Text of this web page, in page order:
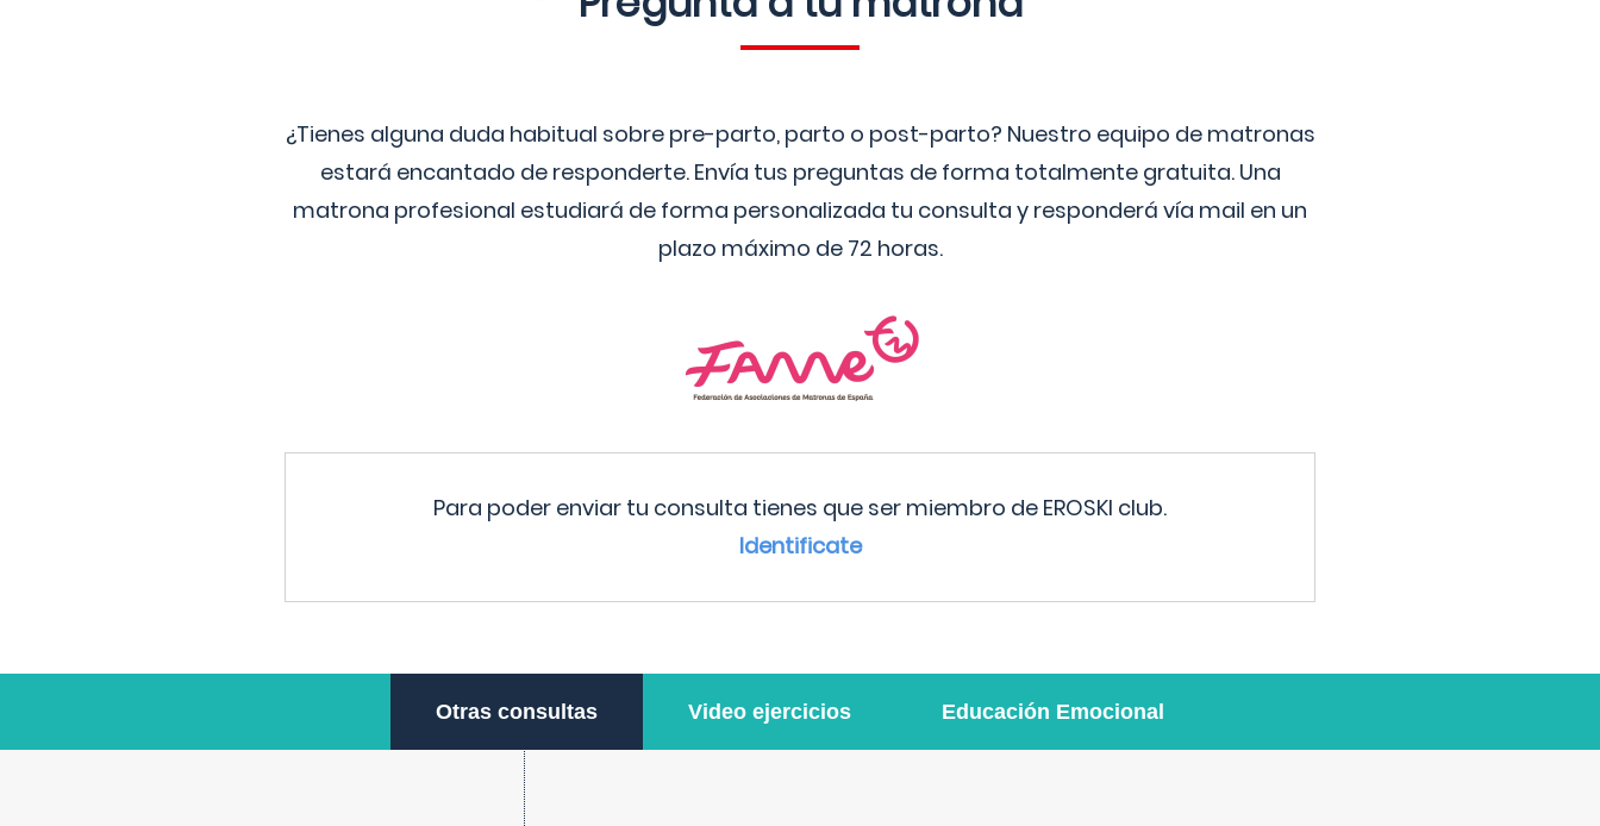
¿Tienes alguna duda habitual sobre pre-parto, parto o post-parto? Nuestro equipo de matronas
estará encantado de responderte. Envía tus preguntas de forma totalmente gratuita. Una
matrona profesional estudiará de forma personalizada tu consulta y responderá vía mail en un
plazo máximo de 72 horas.
Para poder enviar tu consulta tienes que ser miembro de EROSKI club.
Identificate
Otras consultas Video ejercicios Educación Emocional